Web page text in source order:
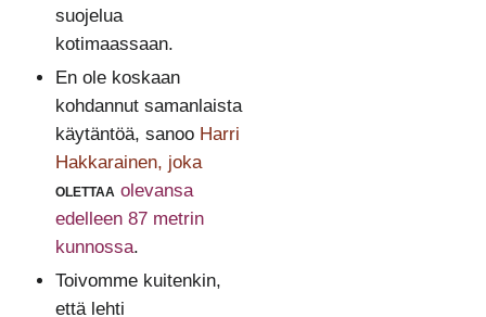
suojelua
kotimaassaan.
En ole koskaan
kohdannut samanlaista
käytäntöä, sanoo Harri
Hakkarainen, joka
olettaa olevansa
edelleen 87 metrin
kunnossa.
Toivomme kuitenkin,
että lehti